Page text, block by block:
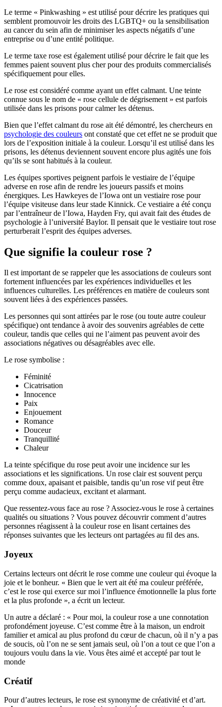
Le terme « Pinkwashing » est utilisé pour décrire les pratiques qui
semblent promouvoir les droits des LGBTQ+ ou la sensibilisation
au cancer du sein afin de minimiser les aspects négatifs d’une
entreprise ou d’une entité politique.
Le terme taxe rose est également utilisé pour décrire le fait que les
femmes paient souvent plus cher pour des produits commercialisés
spécifiquement pour elles.
Le rose est considéré comme ayant un effet calmant. Une teinte
connue sous le nom de « rose cellule de dégrisement » est parfois
utilisée dans les prisons pour calmer les détenus.
Bien que l’effet calmant du rose ait été démontré, les chercheurs en
psychologie des couleurs ont constaté que cet effet ne se produit que
lors de l’exposition initiale à la couleur. Lorsqu’il est utilisé dans les
prisons, les détenus deviennent souvent encore plus agités une fois
qu’ils se sont habitués à la couleur.
Les équipes sportives peignent parfois le vestiaire de l’équipe
adverse en rose afin de rendre les joueurs passifs et moins
énergiques. Les Hawkeyes de l’Iowa ont un vestiaire rose pour
l’équipe visiteuse dans leur stade Kinnick. Ce vestiaire a été conçu
par l’entraîneur de l’Iowa, Hayden Fry, qui avait fait des études de
psychologie à l’université Baylor. Il pensait que le vestiaire tout rose
perturberait l’esprit des équipes adverses.
Que signifie la couleur rose ?
Il est important de se rappeler que les associations de couleurs sont
fortement influencées par les expériences individuelles et les
influences culturelles. Les préférences en matière de couleurs sont
souvent liées à des expériences passées.
Les personnes qui sont attirées par le rose (ou toute autre couleur
spécifique) ont tendance à avoir des souvenirs agréables de cette
couleur, tandis que celles qui ne l’aiment pas peuvent avoir des
associations négatives ou désagréables avec elle.
Le rose symbolise :
Féminité
Cicatrisation
Innocence
Paix
Enjouement
Romance
Douceur
Tranquillité
Chaleur
La teinte spécifique du rose peut avoir une incidence sur les
associations et les significations. Un rose clair est souvent perçu
comme doux, apaisant et paisible, tandis qu’un rose vif peut être
perçu comme audacieux, excitant et alarmant.
Que ressentez-vous face au rose ? Associez-vous le rose à certaines
qualités ou situations ? Vous pouvez découvrir comment d’autres
personnes réagissent à la couleur rose en lisant certaines des
réponses suivantes que les lecteurs ont partagées au fil des ans.
Joyeux
Certains lecteurs ont décrit le rose comme une couleur qui évoque la
joie et le bonheur. « Bien que le vert ait été ma couleur préférée,
c’est le rose qui exerce sur moi l’influence émotionnelle la plus forte
et la plus profonde », a écrit un lecteur.
Un autre a déclaré : « Pour moi, la couleur rose a une connotation
profondément joyeuse. C’est comme être à la maison, un endroit
familier et amical au plus profond du cœur de chacun, où il n’y a pas
de soucis, où l’on ne se sent jamais seul, où l’on a tout ce que l’on a
toujours voulu dans la vie. Vous êtes aimé et accepté par tout le
monde
Créatif
Pour d’autres lecteurs, le rose est synonyme de créativité et d’art.